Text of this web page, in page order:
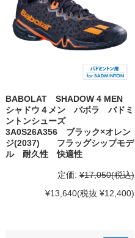
BABOLAT SHADOW 4 MEN
シャドウ４メン バボラ バドミ
ントンシューズ
3A0S26A356 ブラック×オレン
ジ(2037) フラッグシップモデ
ル 耐久性 快適性
定価: ¥17,050(税込)
¥13,640(税抜 ¥12,400)